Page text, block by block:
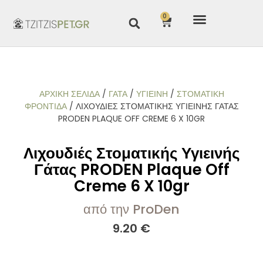
0
ΑΡΧΙΚΉ ΣΕΛΊΔΑ/ ΓΑΤΑ/ ΥΓΙΕΙΝΗ / ΣΤΟΜΑΤΙΚΉ
ΦΡΟΝΤΊΔΑ/ ΛΙΧΟΥΔΙΈΣ ΣΤΟΜΑΤΙΚΉΣ ΥΓΙΕΙΝΉΣ ΓΆΤΑΣ
PRODEN PLAQUE OFF CREME 6 X 10GR
Λιχουδιές Στοματικής Υγιεινής
Γάτας PRODEN Plaque Off
Creme 6 X 10gr
από την ProDen
9.20 €